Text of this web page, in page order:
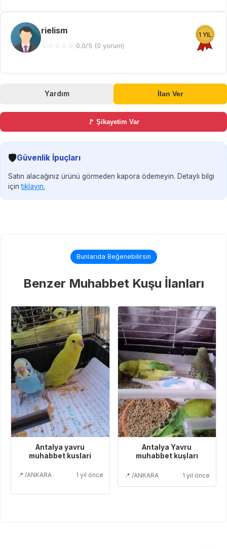
rielism
☆ ☆ ☆ ☆ ☆ 0.0/5 (0 yorum)
1 YIL
Yardım İlan Ver
🚩 Şikayetim Var
🛡️Güvenlik İpuçları
Satın alacağınız ürünü görmeden kapora ödemeyin. Detaylı bilgi
içintıklayın.
Bunlarıda Beğenebilirsin
Benzer Muhabbet Kuşu İlanları
Antalya yavru
muhabbet kuslari
📍 /ANKARA 1 yıl önce
Antalya Yavru
muhabbet kuşları
📍 /ANKARA 1 yıl önce